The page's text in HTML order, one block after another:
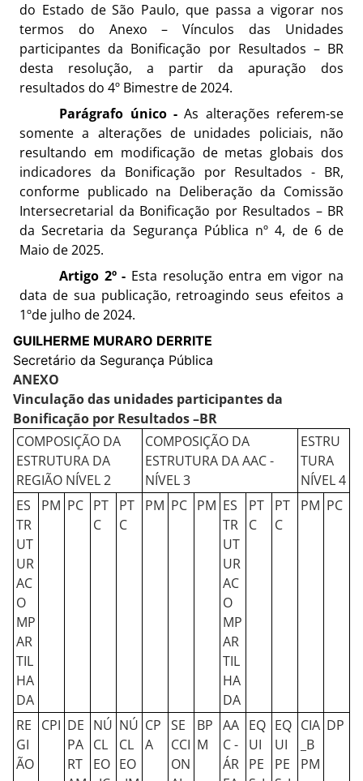
do Estado de São Paulo, que passa a vigorar nos
termos do Anexo – Vínculos das Unidades
participantes da Bonificação por Resultados – BR
desta resolução, a partir da apuração dos
resultados do 4º Bimestre de 2024.
Parágrafo único -As alterações referem-se
somente a alterações de unidades policiais, não
resultando em modificação de metas globais dos
indicadores da Bonificação por Resultados - BR,
conforme publicado na Deliberação da Comissão
Intersecretarial da Bonificação por Resultados – BR
da Secretaria da Segurança Pública nº 4, de 6 de
Maio de 2025.
Artigo 2º - Esta resolução entra em vigor na
data de sua publicação, retroagindo seus efeitos a
1ºde julho de 2024.
GUILHERME MURARO DERRITE
Secretário da Segurança Pública
ANEXO
Vinculação das unidades participantes da
Bonificação por Resultados –BR
COMPOSIÇÃO DA
ESTRUTURA DA
REGIÃO NÍVEL 2
COMPOSIÇÃO DA
ESTRUTURA DA AAC -
NÍVEL 3
ESTRU
TURA
NÍVEL 4
ES
TR
UT
UR
AC
O
MP
AR
TIL
HA
DA
PM PC PT
C
PT
C
PM PC PM ES
TR
UT
UR
AC
O
MP
AR
TIL
HA
DA
PT
C
PT
C
PM PC
RE
GI
ÃO
CPI DE
PA
RT
NÚ
CL
EO
NÚ
CL
EO
CP
A
SE
CCI
ON
BP
M
AA
C -
ÁR
EQ
UI
PE
EQ
UI
PE
CIA
_B
PM
DP